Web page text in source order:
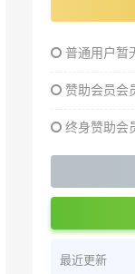
普通用户暂
赞助会员会
终身赞助会
最近更新